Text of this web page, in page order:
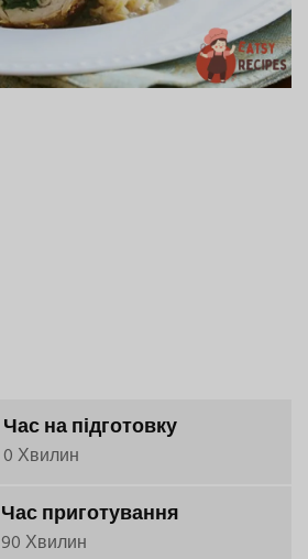
Час на підготовку
0 Хвилин
Час приготування
90 Хвилин